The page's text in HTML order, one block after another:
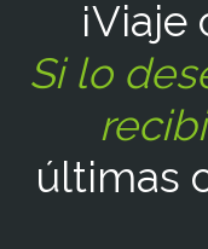
Si lo
últimas